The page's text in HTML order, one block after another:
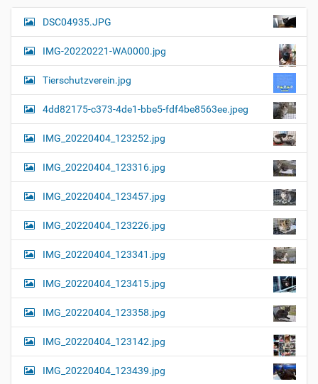
e
i
l
r
e
…
N
a
i
g
a
t
i
o
n
DSC04935.JPG
IMG-20220221-WA0000.jpg
Tierschutzverein.jpg
4dd82175-c373-4de1-bbe5-fdf4be8563ee.jpeg
IMG_20220404_123252.jpg
IMG_20220404_123316.jpg
IMG_20220404_123457.jpg
IMG_20220404_123226.jpg
IMG_20220404_123341.jpg
IMG_20220404_123415.jpg
IMG_20220404_123358.jpg
IMG_20220404_123142.jpg
IMG_20220404_123439.jpg